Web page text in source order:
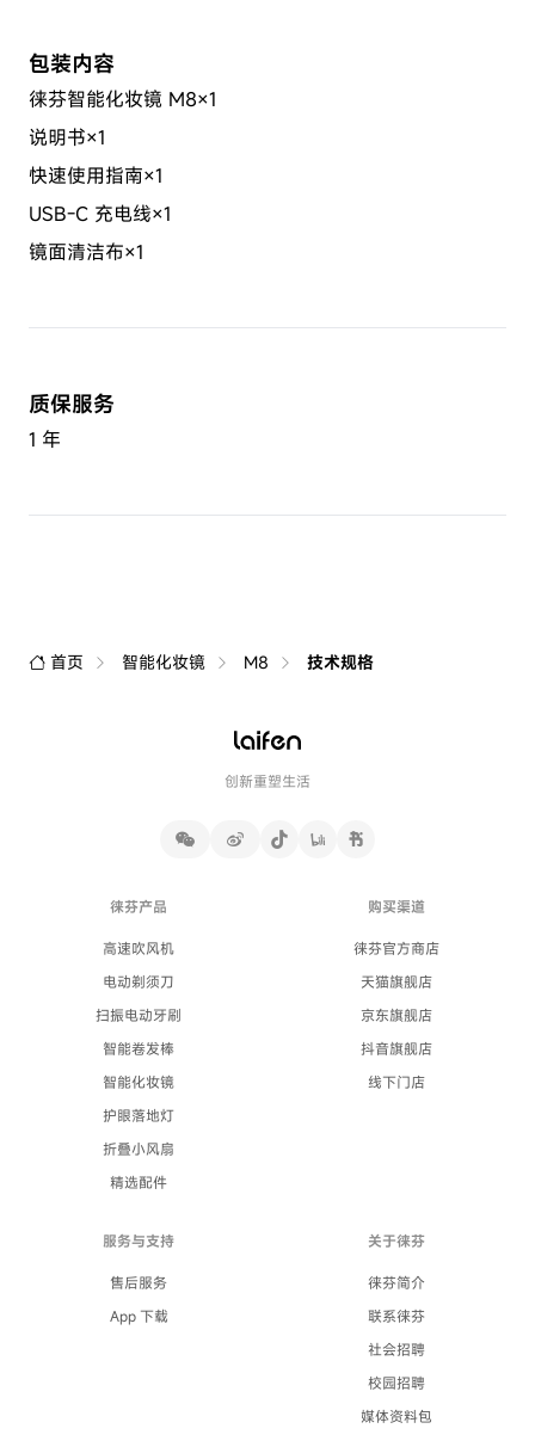
包装内容
徕芬智能化妆镜 M8×1
说明书×1
快速使用指南×1
USB-C 充电线×1
镜面清洁布×1
质保服务
1 年
首页 智能化妆镜 M8 技术规格
创新重塑生活
徕芬产品
高速吹风机
电动剃须刀
扫振电动牙刷
智能卷发棒
智能化妆镜
护眼落地灯
折叠小风扇
精选配件
购买渠道
徕芬官方商店
天猫旗舰店
京东旗舰店
抖音旗舰店
线下门店
服务与支持
售后服务
App 下载
关于徕芬
徕芬简介
联系徕芬
社会招聘
校园招聘
媒体资料包